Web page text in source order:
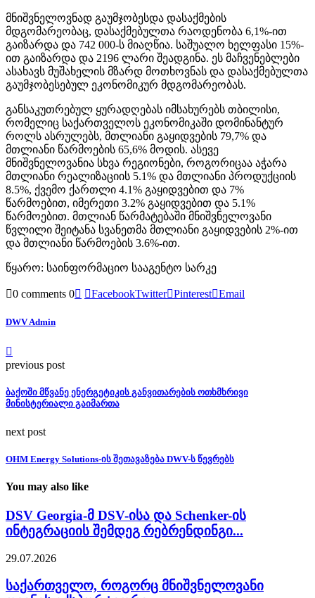
მნიშვნელოვნად გაუმჯობესდა დასაქმების
მდგომარეობაც, დასაქმებულთა რაოდენობა 6,1%-ით
გაიზარდა და 742 000-ს მიაღწია. საშუალო ხელფასი 15%-
ით გაიზარდა და 2196 ლარი შეადგინა. ეს მაჩვენებლები
ასახავს მუშახელის მზარდ მოთხოვნას და დასაქმებულთა
გაუმჯობესებულ ეკონომიკურ მდგომარეობას.
განსაკუთრებულ ყურადღებას იმსახურებს თბილისი,
რომელიც საქართველოს ეკონომიკაში დომინანტურ
როლს ასრულებს, მთლიანი გაყიდვების 79,7% და
მთლიანი წარმოების 65,6% მოდის. ასევე
მნიშვნელოვანია სხვა რეგიონები, როგორიცაა აჭარა
მთლიანი რეალიზაციის 5.1% და მთლიანი პროდუქციის
8.5%, ქვემო ქართლი 4.1% გაყიდვებით და 7%
წარმოებით, იმერეთი 3.2% გაყიდვებით და 5.1%
წარმოებით. მთლიან წარმატებაში მნიშვნელოვანი
წვლილი შეიტანა სვანეთმა მთლიანი გაყიდვების 2%-ით
და მთლიანი წარმოების 3.6%-ით.
წყარო: საინფორმაციო სააგენტო სარკე
0 comments 0 FacebookTwitter Pinterest Email
DWV Admin
previous post
ბაქოში მწვანე ენერგეტიკის განვითარების ოთხმხრივი
მინისტერიალი გაიმართა
next post
OHM Energy Solutions-ის შეთავაზება DWV-ს წევრებს
You may also like
DSV Georgia-მ DSV-ისა და Schenker-ის
ინტეგრაციის შემდეგ რებრენდინგი...
29.07.2026
საქართველო, როგორც მნიშვნელოვანი